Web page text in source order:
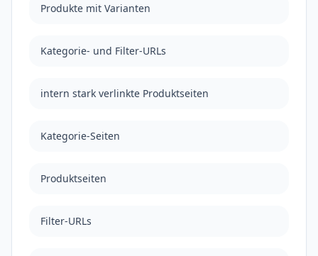
Produkte mit Varianten
Kategorie- und Filter-URLs
intern stark verlinkte Produktseiten
Kategorie-Seiten
Produktseiten
Filter-URLs